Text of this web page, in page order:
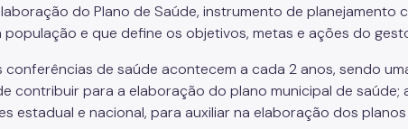
do Plano de Saúde, instrumento de planejamento
e que define os objetivos, metas e ações do
conferências de saúde acontecem a cada 2 anos, sendo
contribuir para a elaboração do plano municipal de
estadual e nacional, para auxiliar na elaboração dos